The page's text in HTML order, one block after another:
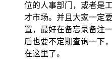
位的人事部门，或者是
才市场。并且大家一定
置，最好在备忘录备注
后也要不定期查询一下
在这里了。